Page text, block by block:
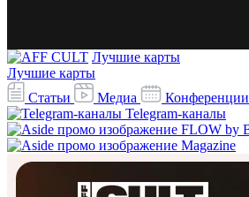
Лучшие карты
Лучшие карты
Статьи
Медиа Конференции
Telegram-каналы